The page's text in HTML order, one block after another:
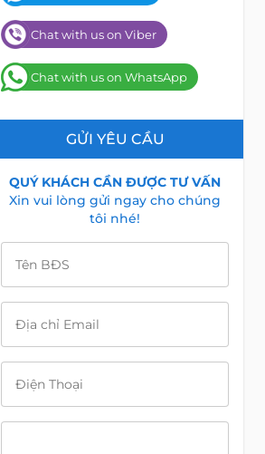
Chat with us on Viber
Chat with us on WhatsApp
GỬI YÊU CẦU
QUÝ KHÁCH CẦN ĐƯỢC TƯ VẤN
Xin vui lòng gửi ngay cho chúng
tôi nhé!
Tên BĐS
Địa chỉ Email
Điện Thoại